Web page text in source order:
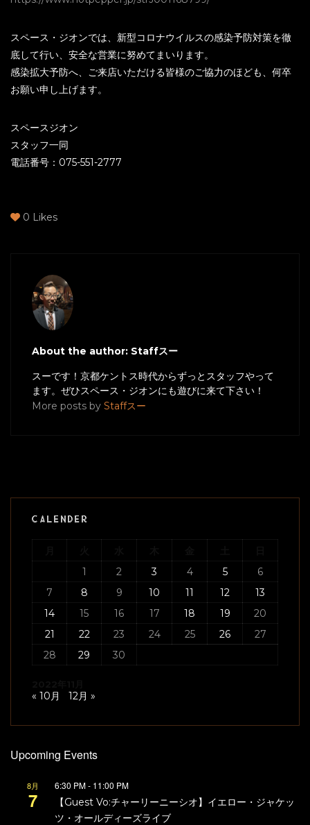
スペース・ジオンでは、新型コロナウイルスの感染予防対策を徹
底して行い、安全な営業に努めてまいります。
感染拡大予防へ、ご来店いただける皆様のご協力のほども、何卒
お願い申し上げます。
スペースジオン
スタッフ一同
電話番号：075-551-2777
0 Likes
About the author: Staffスー
スーです！京都ケントス時代からずっとスタッフやって
ます。ぜひスペース・ジオンにも遊びに来て下さい！
More posts by Staffスー
CALENDER
1
2 3 4 5
6
7
8 9 10 11 12
13
14
15 16 17 18 19
20
21
22 23 24 25 26
27
28
29 30
« 10月 12月 »
Upcoming Events
8月
7
6:30 PM- 11:00 PM
【Guest Vo:チャーリーニーシオ】イエロー・ジャケッ
ツ・オールディーズライブ